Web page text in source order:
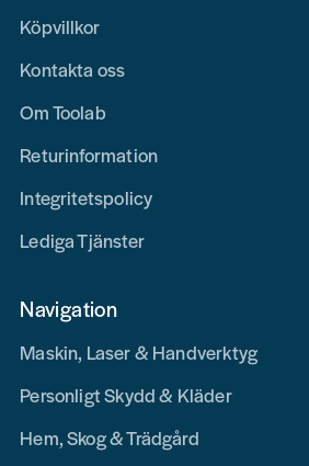
Köpvillkor
Kontakta oss
Om Toolab
Returinformation
Integritetspolicy
Lediga Tjänster
Navigation
Maskin, Laser & Handverktyg
Personligt Skydd & Kläder
Hem, Skog & Trädgård